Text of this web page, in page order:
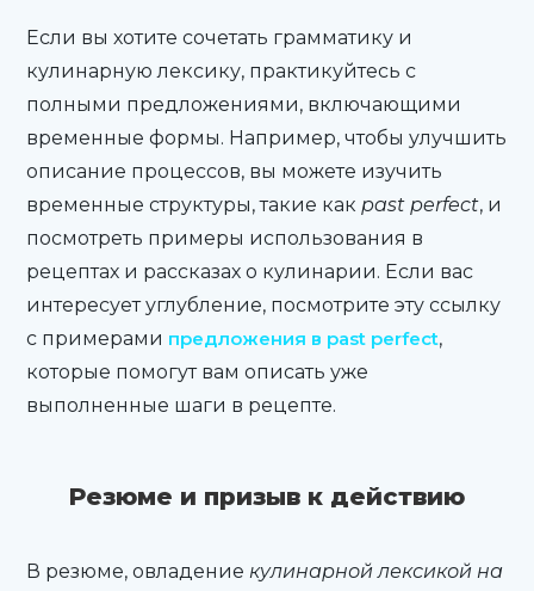
Если вы хотите сочетать грамматику и
кулинарную лексику, практикуйтесь с
полными предложениями, включающими
временные формы. Например, чтобы улучшить
описание процессов, вы можете изучить
временные структуры, такие какpast perfect, и
посмотреть примеры использования в
рецептах и рассказах о кулинарии. Если вас
интересует углубление, посмотрите эту ссылку
с примерами предложения в past perfect,
которые помогут вам описать уже
выполненные шаги в рецепте.
Резюме и призыв к действию
В резюме, овладениекулинарной лексикой на